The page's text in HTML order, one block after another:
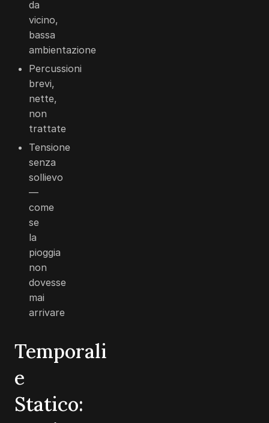
da
vicino,
bassa
ambientazione
Percussioni
brevi,
nette,
non
trattate
Tensione
senza
sollievo
—
come
se
la
pioggia
non
dovesse
mai
arrivare
Temporali
e
Statico: